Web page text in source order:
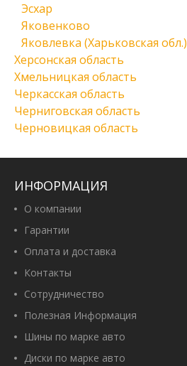
Эсхар
Яковенково
Яковлевка (Харьковская обл.)
Херсонская область
Хмельницкая область
Черкасская область
Черниговская область
Черновицкая область
ИНФОРМАЦИЯ
О компании
Гарантии
Оплата и доставка
Контакты
Сотрудничество
Полезная Информация
Шины по марке авто
Диски по марке авто